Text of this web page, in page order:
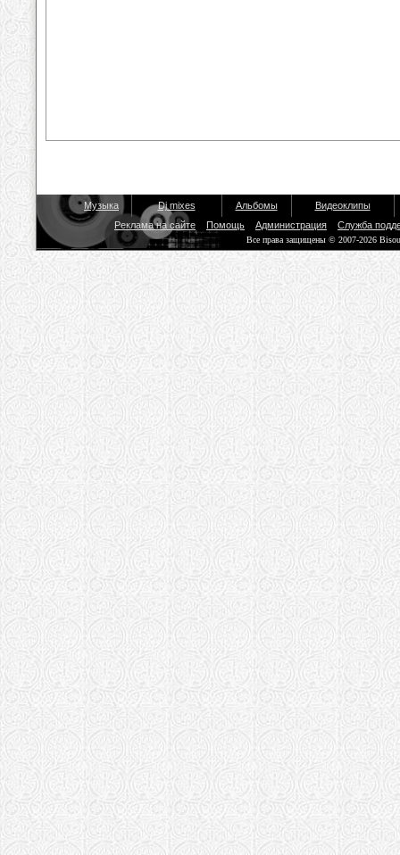
Музыка Dj mixes Альбомы
Видеоклипы
Реклама на сайте
Помощь Администрация Служба
Все права защищены © 2007-2026